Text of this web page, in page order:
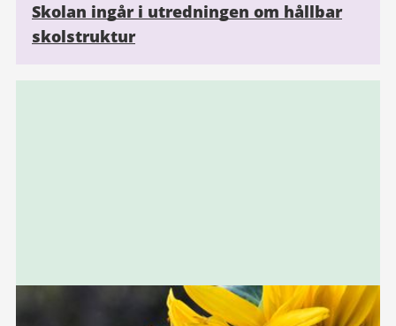
Skolan ingår i utredningen om hållbar
skolstruktur